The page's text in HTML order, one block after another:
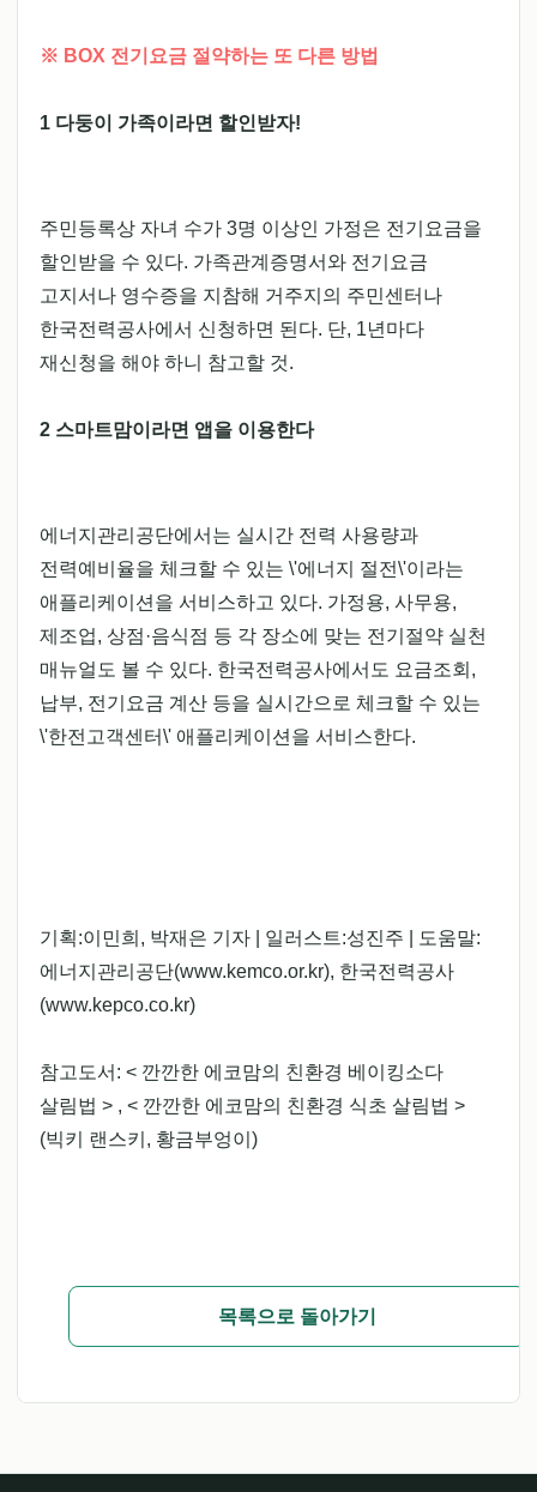
※ BOX 전기요금 절약하는 또 다른 방법
1 다둥이 가족이라면 할인받자!
주민등록상 자녀 수가 3명 이상인 가정은 전기요금을
할인받을 수 있다. 가족관계증명서와 전기요금
고지서나 영수증을 지참해 거주지의 주민센터나
한국전력공사에서 신청하면 된다. 단, 1년마다
재신청을 해야 하니 참고할 것.
2 스마트맘이라면 앱을 이용한다
에너지관리공단에서는 실시간 전력 사용량과
전력예비율을 체크할 수 있는 \'에너지 절전\'이라는
애플리케이션을 서비스하고 있다. 가정용, 사무용,
제조업, 상점·음식점 등 각 장소에 맞는 전기절약 실천
매뉴얼도 볼 수 있다. 한국전력공사에서도 요금조회,
납부, 전기요금 계산 등을 실시간으로 체크할 수 있는
\'한전고객센터\' 애플리케이션을 서비스한다.
기획:이민희, 박재은 기자 | 일러스트:성진주 | 도움말:
에너지관리공단(www.kemco.or.kr), 한국전력공사
(www.kepco.co.kr)
참고도서: < 깐깐한 에코맘의 친환경 베이킹소다
살림법 > , < 깐깐한 에코맘의 친환경 식초 살림법 >
(빅키 랜스키, 황금부엉이)
목록으로 돌아가기